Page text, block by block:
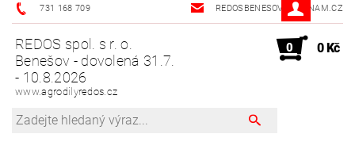
731 168 709 REDOSBENESOV@SEZNAM.CZ
REDOS spol. s r. o.
Benešov - dovolená 31.7.
- 10.8.2026
www.agrodilyredos.cz
0 0 Kč